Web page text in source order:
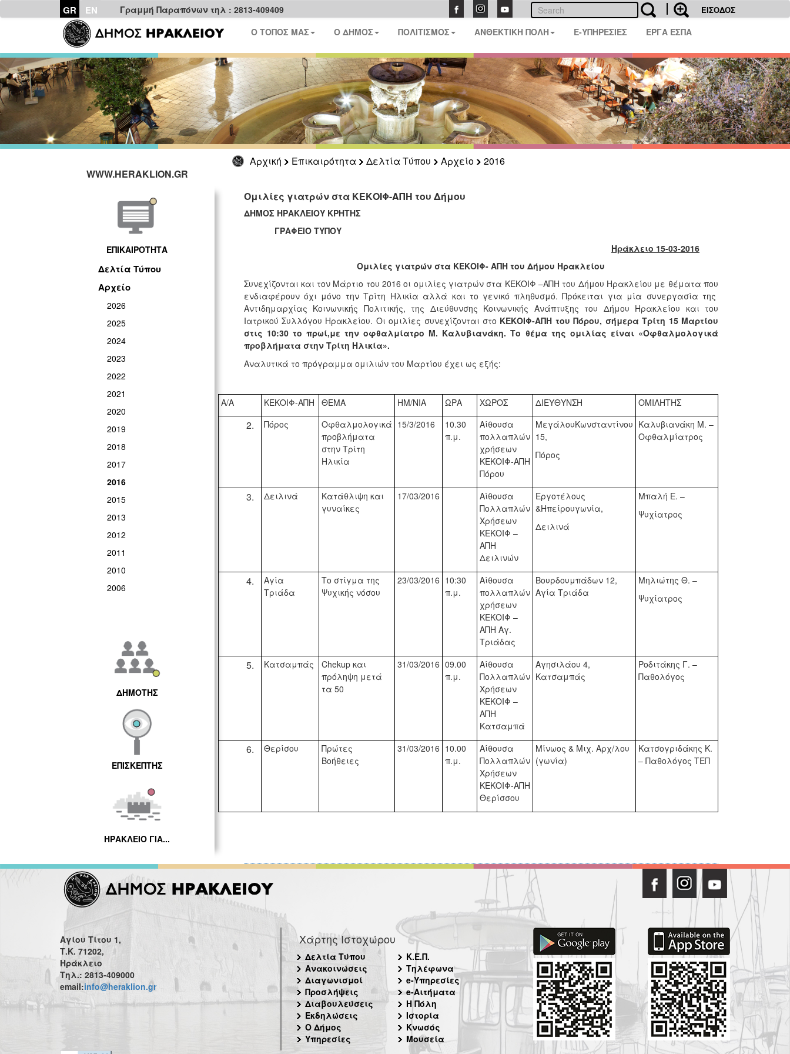
GR EN Γραμμή Παραπόνων τηλ : 2813-409409 ΕΙΣΟΔΟΣ
Ο ΤΟΠΟΣ ΜΑΣ Ο ΔΗΜΟΣ ΠΟΛΙΤΙΣΜΟΣ ΑΝΘΕΚΤΙΚΗ ΠΟΛΗ E-ΥΠΗΡΕΣΙΕΣ ΕΡΓΑ ΕΣΠΑ
Αρχική Επικαιρότητα Δελτία Τύπου Αρχείο
2016
WWW.HERAKLION.GR
ΕΠΙΚΑΙΡΟΤΗΤΑ
Δελτία Τύπου
Αρχείο
2026
2025
2024
2023
2022
2021
2020
2019
2018
2017
2016
2015
2013
2012
2011
2010
2006
ΔΗΜΟΤΗΣ
ΕΠΙΣΚΕΠΤΗΣ
ΗΡΑΚΛΕΙΟ ΓΙΑ...
Ομιλίες γιατρών στα ΚΕΚΟΙΦ-ΑΠΗ του Δήμου
ΔΗΜΟΣ ΗΡΑΚΛΕΙΟΥ ΚΡΗΤΗΣ
ΓΡΑΦΕΙΟ ΤΥΠΟΥ
Ηράκλειο 15-03-2016
Ομιλίες γιατρών στα ΚΕΚΟΙΦ- ΑΠΗ του Δήμου Ηρακλείου
Συνεχίζονται και τον Μάρτιο του 2016 οι ομιλίες γιατρών στα ΚΕΚΟΙΦ –ΑΠΗ του Δήμου Ηρακλείου με θέματα που
ενδιαφέρουν όχι μόνο την Τρίτη Ηλικία αλλά και το γενικό πληθυσμό. Πρόκειται για μία συνεργασία της
Αντιδημαρχίας Κοινωνικής Πολιτικής, της Διεύθυνσης Κοινωνικής Ανάπτυξης του Δήμου Ηρακλείου και του
Ιατρικού Συλλόγου Ηρακλείου. Οι ομιλίες συνεχίζονται στο ΚΕΚΟΙΦ-ΑΠΗ του Πόρου, σήμερα Τρίτη 15 Μαρτίου
στις 10:30 το πρωί,με την οφθαλμίατρο Μ. Καλυβιανάκη. Το θέμα της ομιλίας είναι «Οφθαλμολογικά
προβλήματα στην Τρίτη Ηλικία».
Αναλυτικά το πρόγραμμα ομιλιών του Μαρτίου έχει ως εξής:
A/A ΚΕΚΟΙΦ-ΑΠΗ ΘΕΜΑ ΗΜ/ΝΙΑ ΩΡΑ ΧΩΡΟΣ ΔΙΕΥΘΥΝΣΗ
ΟΜΙΛΗΤΗΣ
Πόρος
Οφθαλμολογικά
προβλήματα
στην Τρίτη
Ηλικία
15/3/2016
10.30
π.μ.
Αίθουσα
πολλαπλών
χρήσεων
ΚΕΚΟΙΦ-ΑΠΗ
Πόρου
ΜεγάλουΚωνσταντίνου
15,
Πόρος
Καλυβιανάκη Μ. –
Οφθαλμίατρος
Δειλινά
Κατάθλιψη και
γυναίκες
17/03/2016
Αίθουσα
Πολλαπλών
Χρήσεων
ΚΕΚΟΙΦ –
ΑΠΗ
Δειλινών
Εργοτέλους
&Ηπείρουγωνία,
Δειλινά
Μπαλή Ε. –
Ψυχίατρος
Αγία
Τριάδα
Το στίγμα της
Ψυχικής νόσου
23/03/2016 10:30
π.μ.
Αίθουσα
πολλαπλών
χρήσεων
ΚΕΚΟΙΦ –
ΑΠΗ Αγ.
Τριάδας
Βουρδουμπάδων 12,
Αγία Τριάδα
Μηλιώτης Θ. –
Ψυχίατρος
Κατσαμπάς Chekupκαι
πρόληψη μετά
τα 50
31/03/2016 09.00
π.μ.
Αίθουσα
Πολλαπλών
Χρήσεων
ΚΕΚΟΙΦ –
ΑΠΗ
Κατσαμπά
Αγησιλάου 4,
Κατσαμπάς
Ροδιτάκης Γ. –
Παθολόγος
Θερίσου
Πρώτες
Βοήθειες
31/03/2016 10.00
π.μ.
Αίθουσα
Πολλαπλών
Χρήσεων
ΚΕΚΟΙΦ-ΑΠΗ
Θερίσσου
Μίνωος & Μιχ. Αρχ/λου
(γωνία)
Κατσογριδάκης Κ.
– Παθολόγος ΤΕΠ
Αγίου Τίτου 1,
Τ.Κ. 71202,
Ηράκλειο
Τηλ.: 2813-409000
email:info@heraklion.gr
Χάρτης Ιστοχώρου
Δελτία Τύπου
Ανακοινώσεις
Διαγωνισμοί
Προσλήψεις
Διαβουλεύσεις
Εκδηλώσεις
Ο Δήμος
Υπηρεσίες
Κ.Ε.Π.
Τηλέφωνα
e-Υπηρεσίες
e-Αιτήματα
Η Πόλη
Ιστορία
Κνωσός
Μουσεία